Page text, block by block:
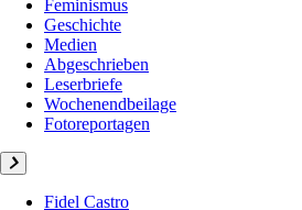
Feminismus
Geschichte
Medien
Abgeschrieben
Leserbriefe
Wochenendbeilage
Fotoreportagen
Fidel Castro